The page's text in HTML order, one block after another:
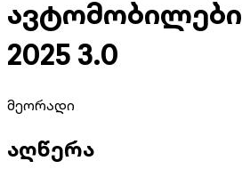
ავტომობილები
2025 3.0
მეორადი
აღწერა